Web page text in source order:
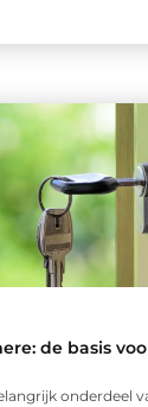
de basis
onderdeel